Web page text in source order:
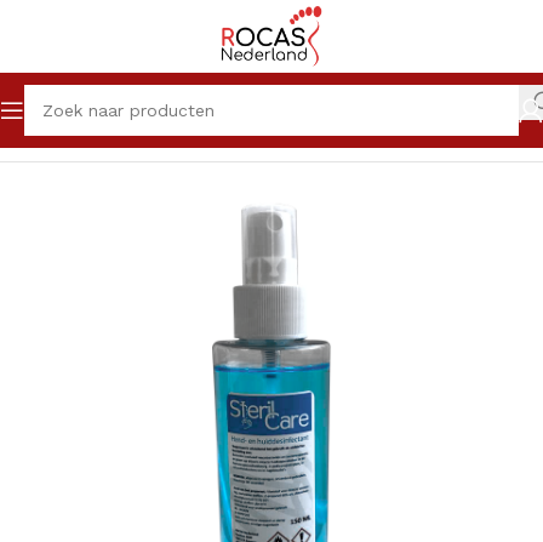
Home Winkel Pedicureproducten Vloeistoffen